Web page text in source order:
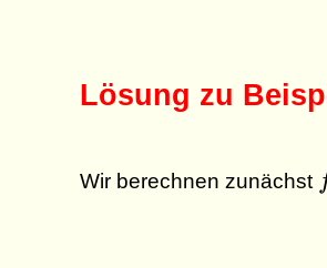
Lösung zu
Wir berechnen zunächst